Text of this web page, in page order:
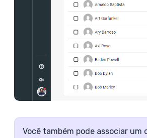
Você também pode associar